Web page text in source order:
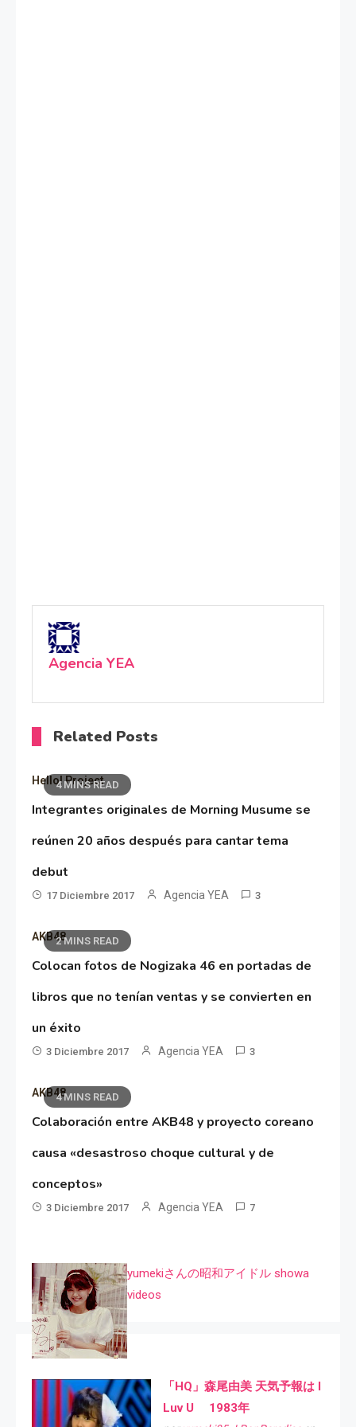
Agencia YEA
Related Posts
4 MINS READ
Hello! Project
Integrantes originales de Morning Musume se
reúnen 20 años después para cantar tema
debut
17 Diciembre 2017 Agencia YEA 3
2 MINS READ
AKB48
Colocan fotos de Nogizaka 46 en portadas de
libros que no tenían ventas y se convierten en
un éxito
3 Diciembre 2017 Agencia YEA 3
4 MINS READ
AKB48
Colaboración entre AKB48 y proyecto coreano
causa «desastroso choque cultural y de
conceptos»
3 Diciembre 2017 Agencia YEA 7
yumekiさんの昭和アイドル showa
videos
「HQ」森尾由美 天気予報は I
Luv U 1983年